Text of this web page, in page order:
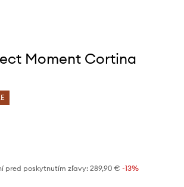
Moment Cortina
pred poskytnutím zľavy: 289,90 € -13%